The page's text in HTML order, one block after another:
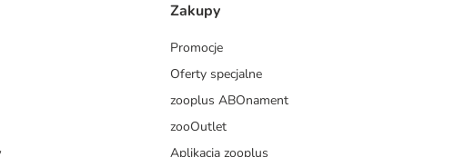
Zakupy
Promocje
Oferty specjalne
zooplus ABOnament
zooOutlet
Aplikacja zooplus